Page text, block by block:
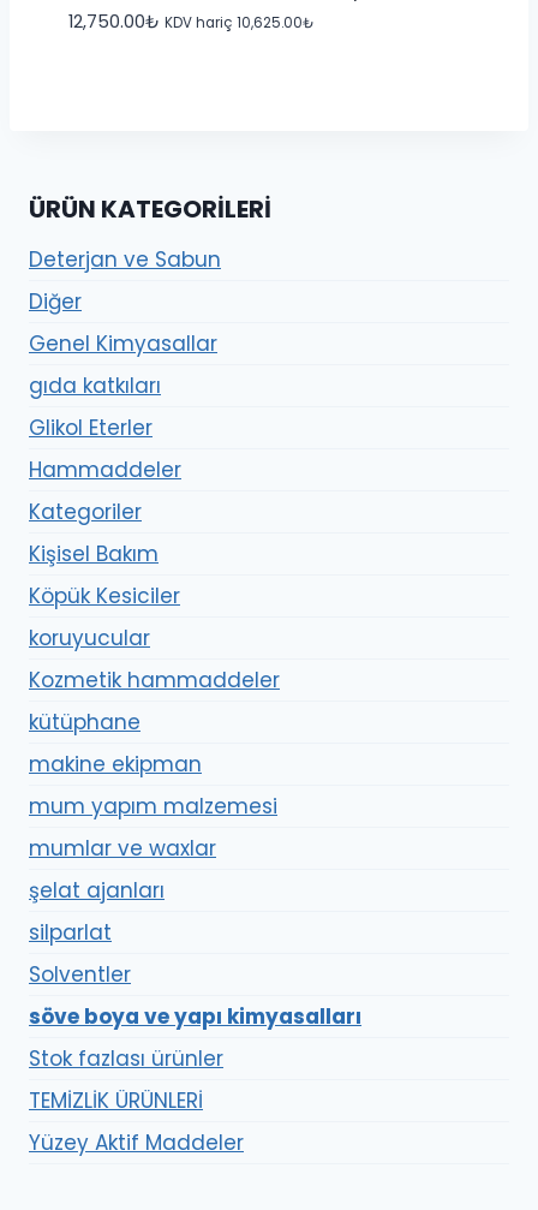
12,750.00₺ KDV hariç 10,625.00₺
ÜRÜN KATEGORILERI
Deterjan ve Sabun
Diğer
Genel Kimyasallar
gıda katkıları
Glikol Eterler
Hammaddeler
Kategoriler
Kişisel Bakım
Köpük Kesiciler
koruyucular
Kozmetik hammaddeler
kütüphane
makine ekipman
mum yapım malzemesi
mumlar ve waxlar
şelat ajanları
silparlat
Solventler
söve boya ve yapı kimyasalları
Stok fazlası ürünler
TEMİZLİK ÜRÜNLERİ
Yüzey Aktif Maddeler